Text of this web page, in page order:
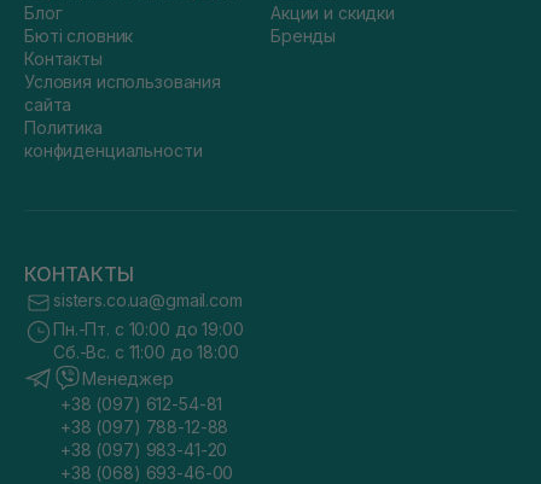
Блог
Бюті словник
Контакты
Условия использования
сайта
Политика
конфиденциальности
Акции и скидки
Бренды
КОНТАКТЫ
sisters.co.ua@gmail.com
Пн.-Пт. с 10:00 до 19:00
Сб.-Вс. с 11:00 до 18:00
Менеджер
+38 (097) 612-54-81
+38 (097) 788-12-88
+38 (097) 983-41-20
+38 (068) 693-46-00